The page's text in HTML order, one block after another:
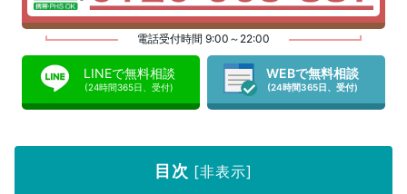
電話受付時間 9:00～22:00
LINEで無料相談
(24時間365日、受付)
WEBで無料相談
(24時間365日、受付)
目次 [非表示]